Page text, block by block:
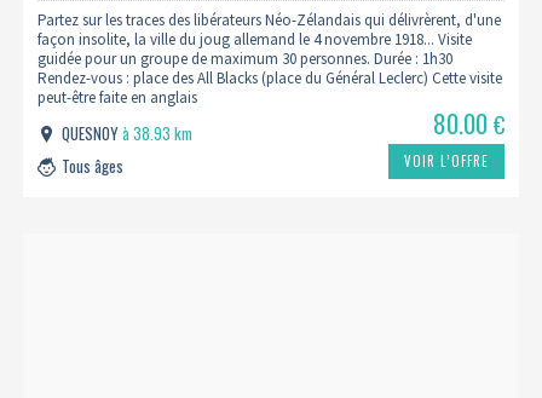
Partez sur les traces des libérateurs Néo-Zélandais qui délivrèrent, d'une
façon insolite, la ville du joug allemand le 4 novembre 1918... Visite
guidée pour un groupe de maximum 30 personnes. Durée : 1h30
Rendez-vous : place des All Blacks (place du Général Leclerc) Cette visite
peut-être faite en anglais
QUESNOYà 38.93 km
Tous âges
80.00€
VOIR L’OFFRE